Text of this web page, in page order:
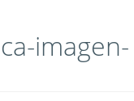
imagen-